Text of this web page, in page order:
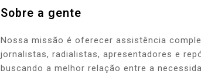
Sobre a gente
Nossa missão é oferecer assistência
jornalistas, radialistas, apresentadores e
buscando a melhor relação entre a